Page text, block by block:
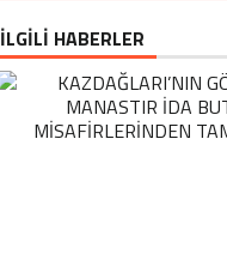
İLGİLİ HABERLER